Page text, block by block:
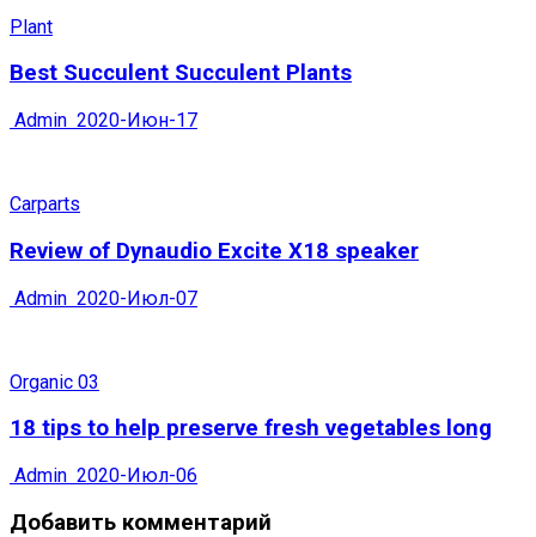
Plant
Best Succulent Succulent Plants
Admin 2020-Июн-17
Carparts
Review of Dynaudio Excite X18 speaker
Admin 2020-Июл-07
Organic 03
18 tips to help preserve fresh vegetables long
Admin 2020-Июл-06
Добавить комментарий